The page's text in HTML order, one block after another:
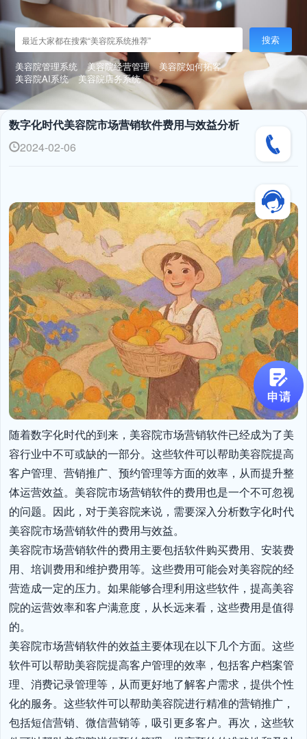
搜索
美容院管理系统 美容院经营管理
美容院如何拓客
美容院AI系统
美容院店务系统
数字化时代美容院市场营销软件费用与效益分析
2024-02-06
随着数字化时代的到来，美容院市场营销软件已经成为了美
容行业中不可或缺的一部分。这些软件可以帮助美容院提高
客户管理、营销推广、预约管理等方面的效率，从而提升整
体运营效益。美容院市场营销软件的费用也是一个不可忽视
的问题。因此，对于美容院来说，需要深入分析数字化时代
美容院市场营销软件的费用与效益。
美容院市场营销软件的费用主要包括软件购买费用、安装费
用、培训费用和维护费用等。这些费用可能会对美容院的经
营造成一定的压力。如果能够合理利用这些软件，提高美容
院的运营效率和客户满意度，从长远来看，这些费用是值得
的。
美容院市场营销软件的效益主要体现在以下几个方面。这些
软件可以帮助美容院提高客户管理的效率，包括客户档案管
理、消费记录管理等，从而更好地了解客户需求，提供个性
化的服务。这些软件可以帮助美容院进行精准的营销推广，
包括短信营销、微信营销等，吸引更多客户。再次，这些软